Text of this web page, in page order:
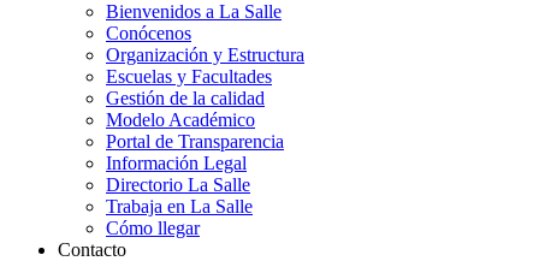
Bienvenidos a La Salle
Conócenos
Organización y Estructura
Escuelas y Facultades
Gestión de la calidad
Modelo Académico
Portal de Transparencia
Información Legal
Directorio La Salle
Trabaja en La Salle
Cómo llegar
Contacto